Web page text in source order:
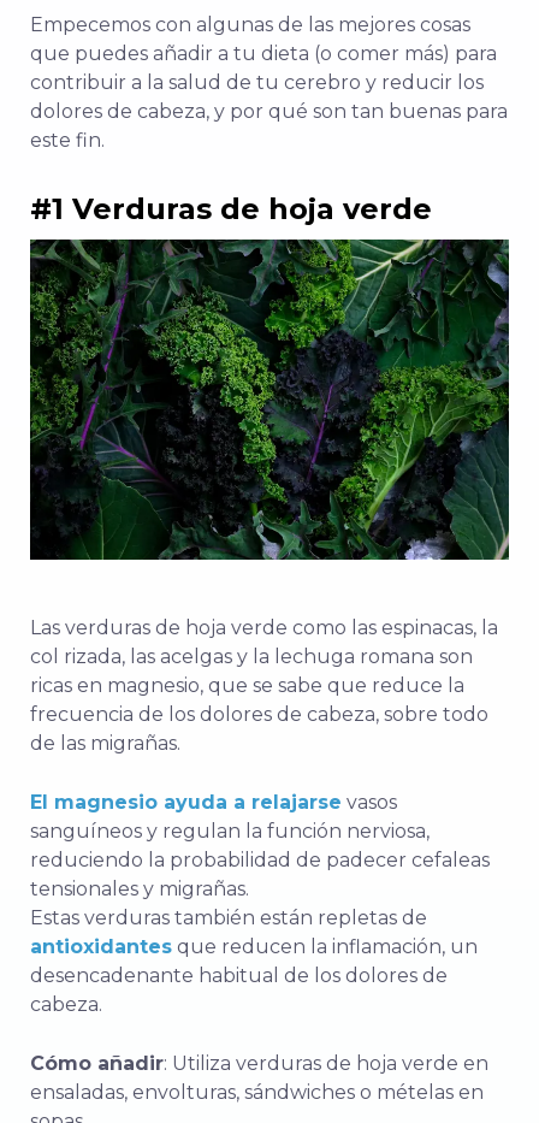
Empecemos con algunas de las mejores cosas
que puedes añadir a tu dieta (o comer más) para
contribuir a la salud de tu cerebro y reducir los
dolores de cabeza, y por qué son tan buenas para
este fin.
#1 Verduras de hoja verde
Las verduras de hoja verde como las espinacas, la
col rizada, las acelgas y la lechuga romana son
ricas en magnesio, que se sabe que reduce la
frecuencia de los dolores de cabeza, sobre todo
de las migrañas.
El magnesio ayuda a relajarse vasos
sanguíneos y regulan la función nerviosa,
reduciendo la probabilidad de padecer cefaleas
tensionales y migrañas.
Estas verduras también están repletas de
antioxidantes que reducen la inflamación, un
desencadenante habitual de los dolores de
cabeza.
Cómo añadir: Utiliza verduras de hoja verde en
ensaladas, envolturas, sándwiches o mételas en